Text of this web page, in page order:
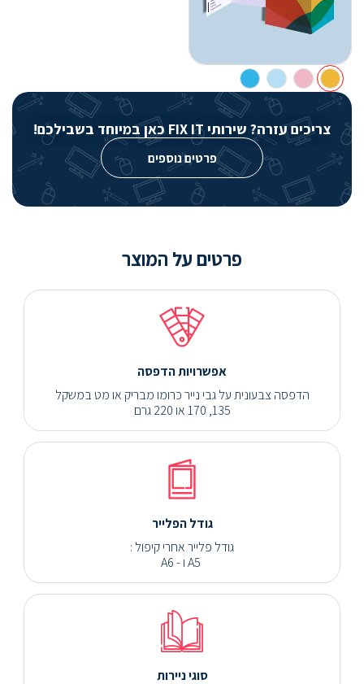
צריכים עזרה? שירותי FIX IT כאן במיוחד בשבילכם!
פרטים נוספים
פרטים על המוצר
אפשרויות הדפסה
הדפסה צבעונית על גבי נייר כרומו מבריק או מט במשקל
135, 170 או 220 גרם
גודל הפלייר
גודל פלייר אחרי קיפול :
סוגי ניירות